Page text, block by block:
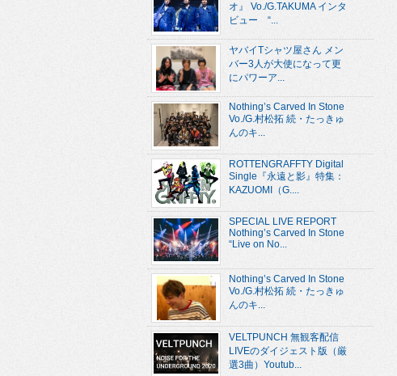
オ』 Vo./G.TAKUMA インタ
ビュー “...
ヤバイTシャツ屋さん メン
バー3人が大使になって更
にパワーア...
Nothing’s Carved In Stone
Vo./G.村松拓 続・たっきゅ
んのキ...
ROTTENGRAFFTY Digital
Single『永遠と影』特集：
KAZUOMI（G....
SPECIAL LIVE REPORT
Nothing’s Carved In Stone
“Live on No...
Nothing’s Carved In Stone
Vo./G.村松拓 続・たっきゅ
んのキ...
VELTPUNCH 無観客配信
LIVEのダイジェスト版（厳
選3曲）Youtub...